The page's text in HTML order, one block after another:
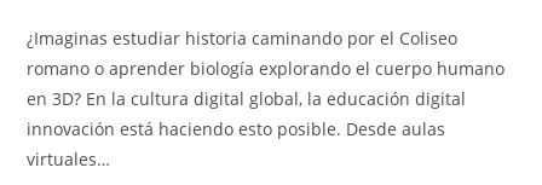
entrada:
¿Imaginas estudiar historia caminando por el Coliseo
romano o aprender biología explorando el cuerpo humano
en 3D? En la cultura digital global, la educación digital
innovación está haciendo esto posible. Desde aulas
virtuales…